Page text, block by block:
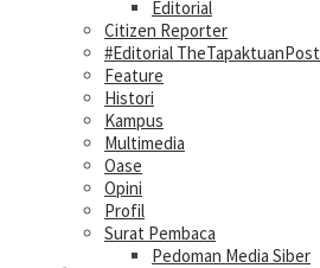
Editorial
Citizen Reporter
#Editorial TheTapaktuanPost
Feature
Histori
Kampus
Multimedia
Oase
Opini
Profil
Surat Pembaca
Pedoman Media Siber